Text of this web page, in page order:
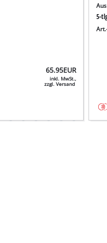
65.95EUR
inkl. MwSt.,
zzgl. Versand
5-